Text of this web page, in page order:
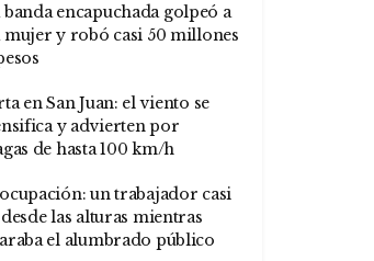
banda encapuchada golpeó a
mujer y robó casi 50 millones
en San Juan: el viento se
y advierten por
de hasta 100 km/h
un trabajador casi
desde las alturas mientras
el alumbrado público